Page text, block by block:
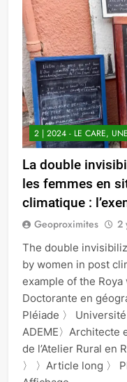
2 | 2024 - LE CARE,
La double
les femmes en
climatique :
Geoproximites 2
The double
by women in post
example of the Roya
Doctorante en
Pléiade 〉
ADEME〉
de l’Atelier Rural en
〉 〉Article long 〉